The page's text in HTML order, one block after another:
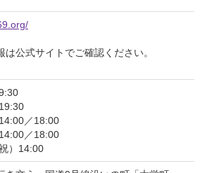
公式サイトでご確認ください。
／18:00
／18:00
）14:00